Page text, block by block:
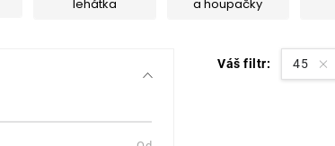
lehátka a houpačky
Váš filtr: 45